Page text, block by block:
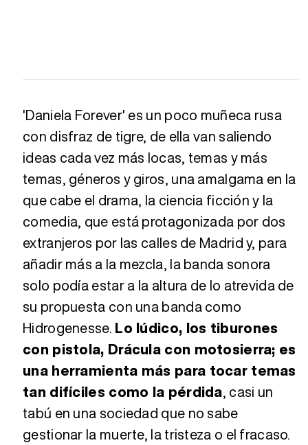
'Daniela Forever' es un poco muñeca rusa
con disfraz de tigre, de ella van saliendo
ideas cada vez más locas, temas y más
temas, géneros y giros, una amalgama en la
que cabe el drama, la ciencia ficción y la
comedia, que está protagonizada por dos
extranjeros por las calles de Madrid y, para
añadir más a la mezcla, la banda sonora
solo podía estar a la altura de lo atrevida de
su propuesta con una banda como
Hidrogenesse. Lo lúdico, los tiburones
con pistola, Drácula con motosierra; es
una herramienta más para tocar temas
tan difíciles como la pérdida, casi un
tabú en una sociedad que no sabe
gestionar la muerte, la tristeza o el fracaso.